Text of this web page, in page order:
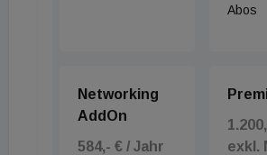
Abos
Networking
AddOn
584,- € / Jahr
exkl.